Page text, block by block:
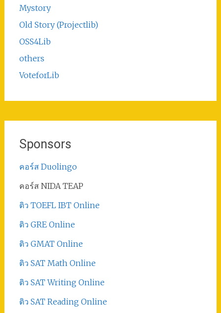
Mystory
Old Story (Projectlib)
OSS4Lib
others
VoteforLib
Sponsors
คอร์ส Duolingo
คอร์ส NIDA TEAP
ติว TOEFL IBT Online
ติว GRE Online
ติว GMAT Online
ติว SAT Math Online
ติว SAT Writing Online
ติว SAT Reading Online